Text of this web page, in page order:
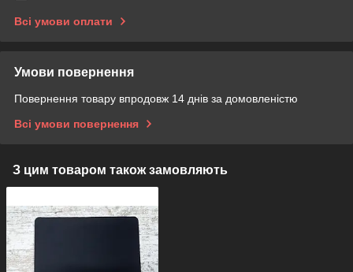
Всі умови оплати
Умови повернення
Повернення товару впродовж 14 днів за домовленістю
Всі умови повернення
З цим товаром також замовляють